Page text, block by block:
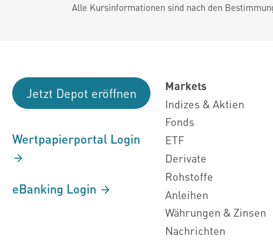
Alle Kursinformationen sind nach den
Jetzt Depot eröffnen
Wertpapierportal Login
eBanking Login
Markets
Indizes & Aktien
Fonds
ETF
Derivate
Rohstoffe
Anleihen
Währungen & Zinsen
Nachrichten